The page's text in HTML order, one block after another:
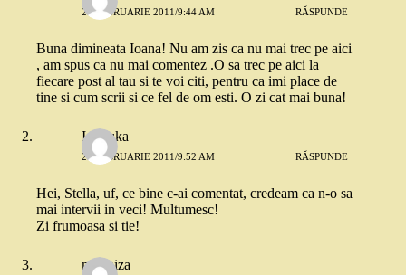
27 FEBRUARIE 2011/9:44 AM RĂSPUNDE
Buna dimineata Ioana! Nu am zis ca nu mai trec pe aici
, am spus ca nu mai comentez .O sa trec pe aici la
fiecare post al tau si te voi citi, pentru ca imi place de
tine si cum scrii si ce fel de om esti. O zi cat mai buna!
Ionouka
27 FEBRUARIE 2011/9:52 AM RĂSPUNDE
Hei, Stella, uf, ce bine c-ai comentat, credeam ca n-o sa
mai intervii in veci! Multumesc!
Zi frumoasa si tie!
modniza